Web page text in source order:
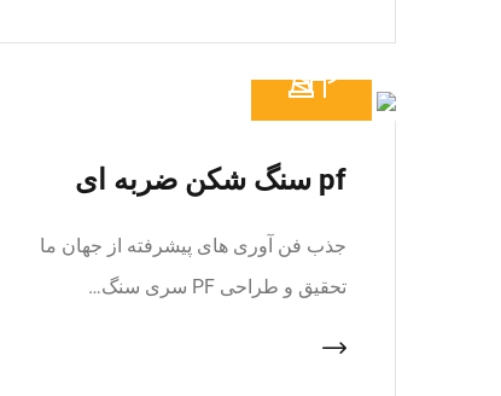
pf سنگ شکن ضربه ای
جذب فن آوری های پیشرفته از جهان ما
تحقیق و طراحی PF سری سنگ…